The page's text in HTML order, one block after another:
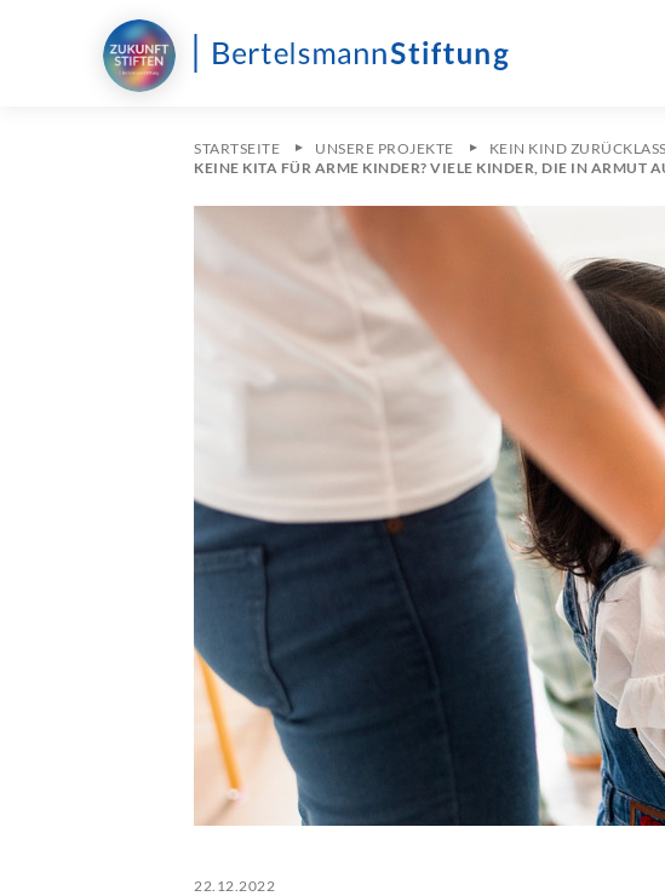
STARTSEITE UNSERE PROJEKTE KEIN KIND
KEINE KITA FÜR ARME KINDER? VIELE KINDER, DIE IN ARMUT
22.12.2022